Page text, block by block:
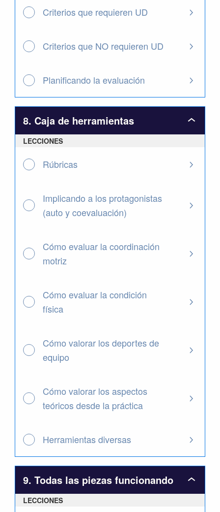
Criterios que requieren UD
Criterios que NO requieren UD
Planificando la evaluación
8. Caja de herramientas 8.
Caja
LECCIONES
Rúbricas
Implicando a los protagonistas
(auto y coevaluación)
Cómo evaluar la coordinación
motriz
Cómo evaluar la condición
física
Cómo valorar los deportes de
equipo
Cómo valorar los aspectos
teóricos desde la práctica
Herramientas diversas
9. Todas las piezas funcionando 9.
Todas
LECCIONES